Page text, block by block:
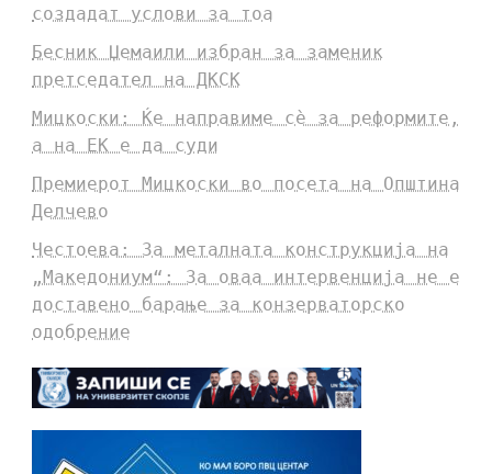
создадат услови за тоа
Бесник Џемаили избран за заменик
претседател на ДКСК
Мицкоски: Ќе направиме сè за реформите,
а на ЕК е да суди
Премиерот Мицкоски во посета на Општина
Делчево
Честоева: За металната конструкција на
„Македониум“: За оваа интервенција не е
доставено барање за конзерваторско
одобрение